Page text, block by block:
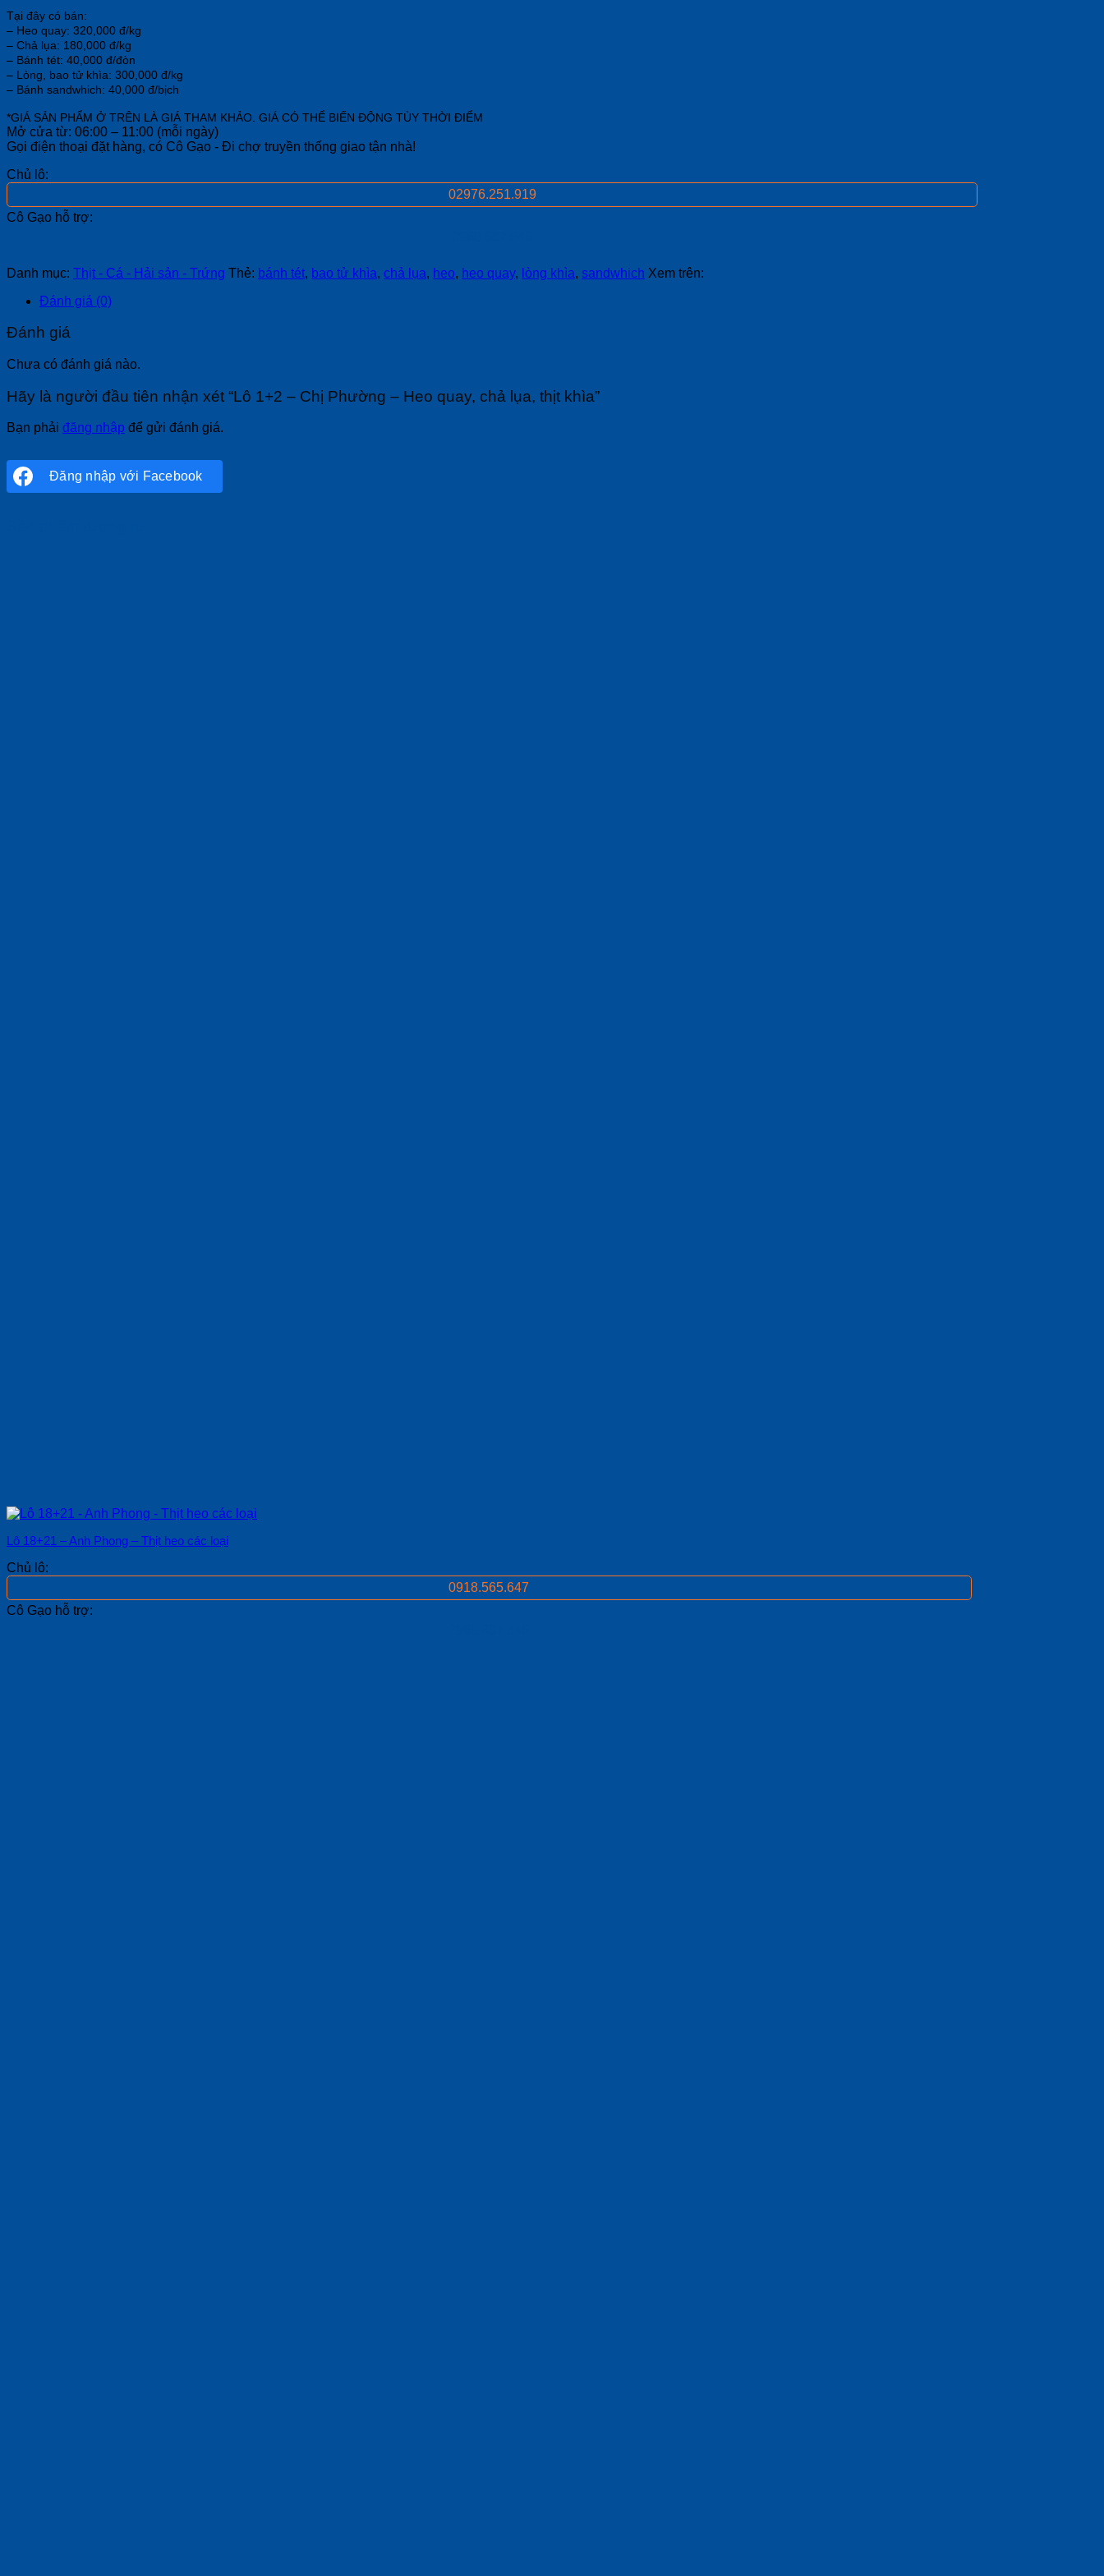
Tại đây có bán:
– Heo quay: 320,000 đ/kg
– Chả lụa: 180,000 đ/kg
– Bánh tét: 40,000 đ/đòn
– Lòng, bao tử khìa: 300,000 đ/kg
– Bánh sandwhich: 40,000 đ/bịch
*GIÁ SẢN PHẨM Ở TRÊN LÀ GIÁ THAM KHẢO. GIÁ CÓ THỂ BIẾN ĐỘNG TÙY THỜI ĐIỂM
Mở cửa từ: 06:00 – 11:00 (mỗi ngày)
Gọi điện thoại đặt hàng, có Cô Gạo - Đi chợ truyền thống giao tận nhà!
Chủ lô:
02976.251.919
Cô Gạo hỗ trợ:
Danh mục: Thịt - Cá - Hải sản - Trứng Thẻ: bánh tét, bao tử khìa, chả lụa, heo, heo quay, lòng khìa, sandwhich Xem trên:
Đánh giá (0)
Đánh giá
Chưa có đánh giá nào.
Hãy là người đầu tiên nhận xét “Lô 1+2 – Chị Phường – Heo quay, chả lụa, thịt khìa”
Bạn phải đăng nhập để gửi đánh giá.
Đăng nhập với Facebook
Lô 18+21 – Anh Phong – Thịt heo các loại
Chủ lô:
0918.565.647
Cô Gạo hỗ trợ: